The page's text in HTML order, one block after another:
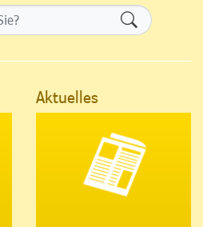
Aktuelles